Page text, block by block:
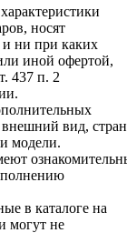
носят
ни при каких
иной офертой,
437 п. 2
вид,
модели.
в каталоге на
могут не